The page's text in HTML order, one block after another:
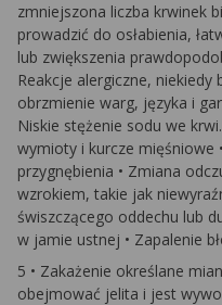
zmniejszona liczba krwinek
prowadzić do osłabienia,
lub zwiększenia
Reakcje alergiczne,
obrzmienie warg, języka i
Niskie stężenie sodu we
wymioty i kurcze mięśniowe
przygnębienia • Zmiana
wzrokiem, takie jak
świszczącego oddechu lub
w jamie ustnej • Zapalenie
5 • Zakażenie określane
obejmować jelita i jest